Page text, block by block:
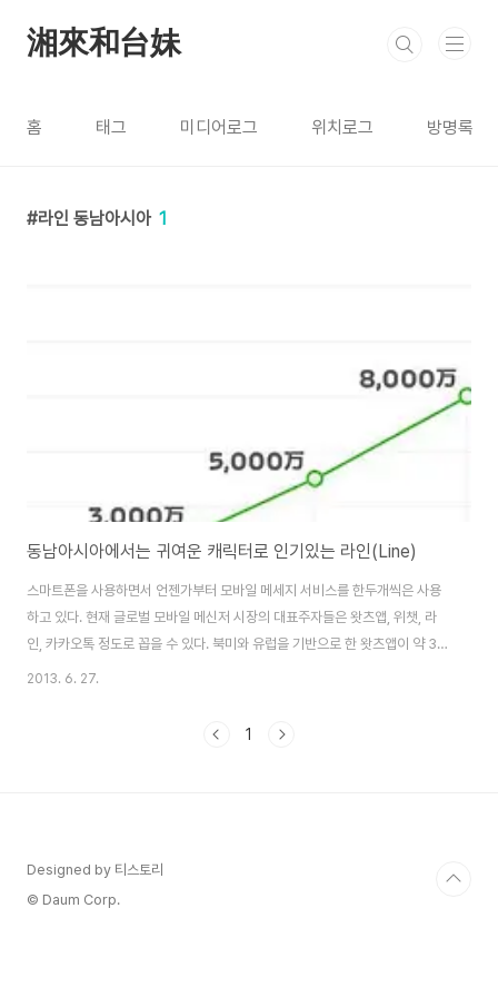
湘來和台妹
홈 태그 미디어로그 위치로그 방명록
라인 동남아시아 1
동남아시아에서는 귀여운 캐릭터로 인기있는 라인(Line)
스마트폰을 사용하면서 언젠가부터 모바일 메세지 서비스를 한두개씩은 사용
하고 있다. 현재 글로벌 모바일 메신저 시장의 대표주자들은 왓츠앱, 위챗, 라
인, 카카오톡 정도로 꼽을 수 있다. 북미와 유럽을 기반으로 한 왓츠앱이 약 3억
명의 가입자를 확보하고 있고 중국 비중이 90%가 넘는 위챗은 4억명의 사용
며, 라인의 가입자는 1억6,000만명이 넘는 사용자를 확보했다. 이미 지난 4월
2013. 6. 27.
1
Designed by 티스토리
© Daum Corp.